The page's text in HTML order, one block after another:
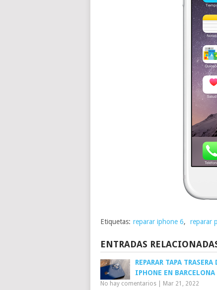
Etiquetas: reparar iphone 6, reparar
ENTRADAS
REPARAR TAPA TRASERA
IPHONE EN BARCELONA
No hay comentarios Mar 21, 2022